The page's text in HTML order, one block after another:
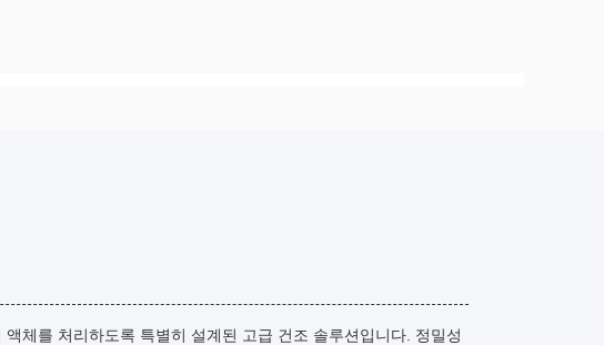
체를 처리하도록 특별히 설계된 고급 건조 솔루션입니다. 정밀성